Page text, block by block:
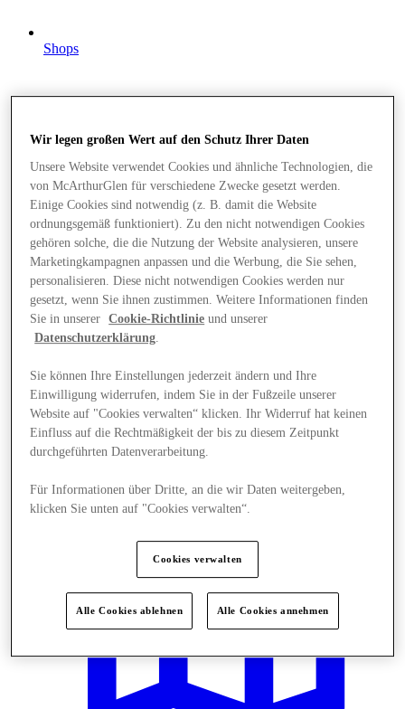
Shops
Angebote
Wir legen großen Wert auf den Schutz Ihrer Daten
Unsere Website verwendet Cookies und ähnliche Technologien, die
von McArthurGlen für verschiedene Zwecke gesetzt werden.
Einige Cookies sind notwendig (z. B. damit die Website
ordnungsgemäß funktioniert). Zu den nicht notwendigen Cookies
gehören solche, die die Nutzung der Website analysieren, unsere
Marketingkampagnen anpassen und die Werbung, die Sie sehen,
personalisieren. Diese nicht notwendigen Cookies werden nur
gesetzt, wenn Sie ihnen zustimmen. Weitere Informationen finden
Sie in unserer
Cookie-Richtlinie und unserer
Datenschutzerklärung.
Sie können Ihre Einstellungen jederzeit ändern und Ihre
Einwilligung widerrufen, indem Sie in der Fußzeile unserer
Website auf "Cookies verwalten“ klicken. Ihr Widerruf hat keinen
Einfluss auf die Rechtmäßigkeit der bis zu diesem Zeitpunkt
durchgeführten Datenverarbeitung.
Für Informationen über Dritte, an die wir Daten weitergeben,
klicken Sie unten auf "Cookies verwalten“.
Cookies verwalten
Alle Cookies ablehnen Alle Cookies annehmen